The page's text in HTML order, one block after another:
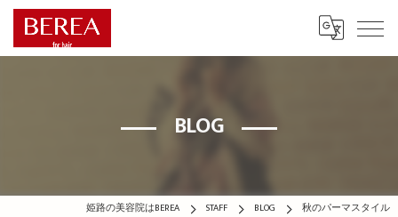
BLOG
姫路の美容院はBEREA STAFF BLOG 秋のパーマスタイル